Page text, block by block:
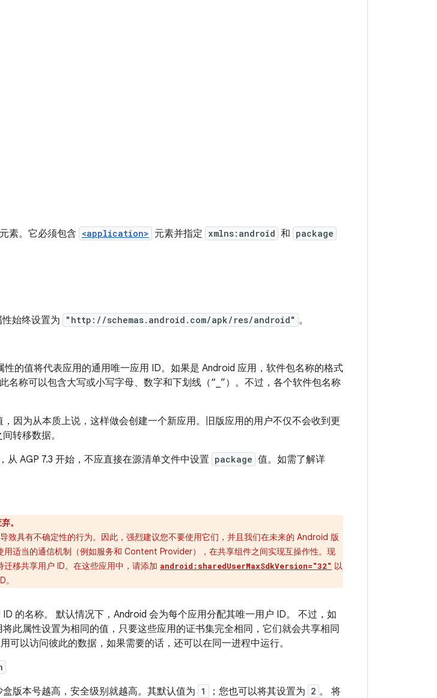
素。它必须包含 <application> 元素并指定 xmlns:android 和 package
始终设置为 "http://schemas.android.com/apk/res/android" 。
性的值将代表应用的通用唯一应用 ID。如果是 Android 应用，软件包名称的格式
名称可以包含大写或小写字母、数字和下划线（“_”）。不过，各个软件包名称
，因为从本质上说，这样做会创建一个新应用。旧版应用的用户不仅不会收到更
转移数据。
从 AGP 7.3 开始，不应直接在源清单文件中设置 package 值。如需了解详
。
致具有不确定性的行为。因此，强烈建议您不要使用它们，并且我们在未来的 Android 版
用适当的通信机制（例如服务和 Content Provider），在共享组件之间实现互操作性。现
移共享用户 ID。在这些应用中，请添加 android:sharedUserMaxSdkVersion="32" 以
的名称。 默认情况下，Android 会为每个应用分配其唯一用户 ID。 不过，如
此属性设置为相同的值，只要这些应用的证书集完全相同，它们就会共享相同
可以访问彼此的数据，如果需要的话，还可以在同一进程中运行。
版本号越高，安全级别就越高。其默认值为 1 ；您也可以将其设置为 2 。 将